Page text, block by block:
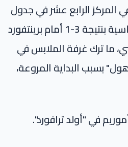
المركز الرابع عشر في جدول
الترتيب، وتلقى هزيمة قاسية بنتيجة 3-1 أمام برينتفورد
ما ترك غرفة الملابس في
بسبب البداية المروعة،
في "أولد ترافورد".